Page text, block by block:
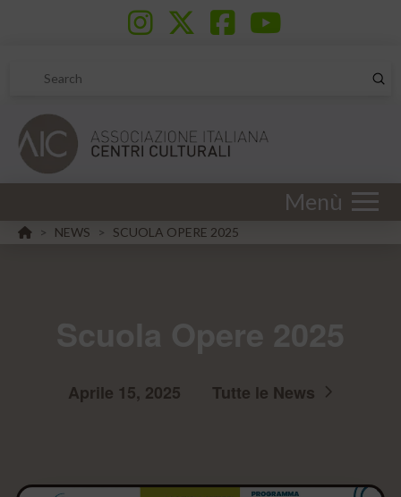
Search
Menù
HOME
> NEWS > SCUOLA OPERE 2025
Aprile 15, 2025 Tutte le News